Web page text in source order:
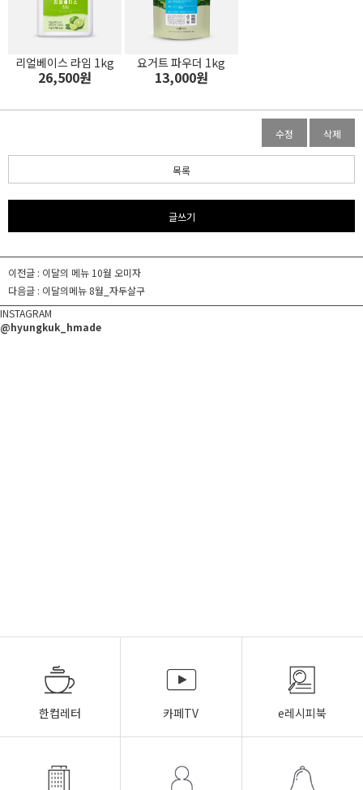
리얼베이스 라임 1kg
26,500원
요거트 파우더 1kg
13,000원
수정 삭제
목록
글쓰기
이전글 : 이달의 메뉴 10월 오미자
다음글 : 이달의메뉴 8월_자두살구
INSTAGRAM
@hyungkuk_hmade
한컵레터 카페TV e레시피북